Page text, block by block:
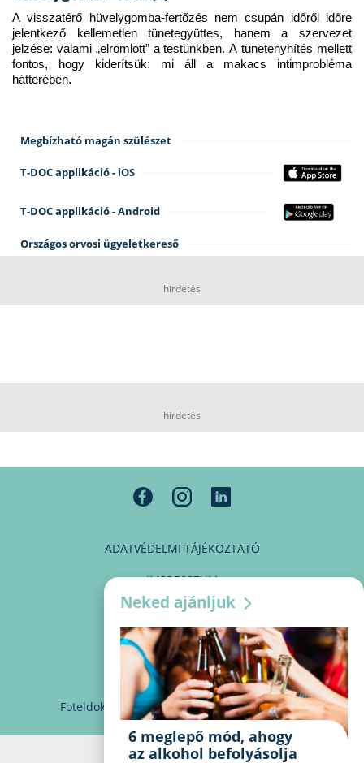
A visszatérő hüvelygomba-fertőzés nem csupán időről időre
jelentkező kellemetlen tünetegyüttes, hanem a szervezet
jelzése: valami „elromlott” a testünkben. A tünetenyhítés mellett
fontos, hogy kiderítsük: mi áll a makacs intimprobléma
hátterében.
Megbízható magán szülészet
T-DOC applikáció - iOS
T-DOC applikáció - Android
Országos orvosi ügyeletkereső
hirdetés
hirdetés
ADATVÉDELMI TÁJÉKOZTATÓ
IMPRESSZUM
MÉDIAAJÁNLAT
PARTNEREINK
KAPCSOLAT
Foteldoki info@foteldoki.hu Süti beállítások
Neked ajánljuk
6 meglepő mód, ahogy
az alkohol befolyásolja